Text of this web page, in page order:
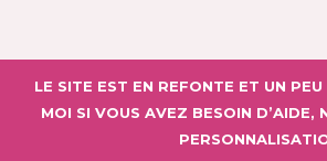
Copyright 2018 – Les Petites